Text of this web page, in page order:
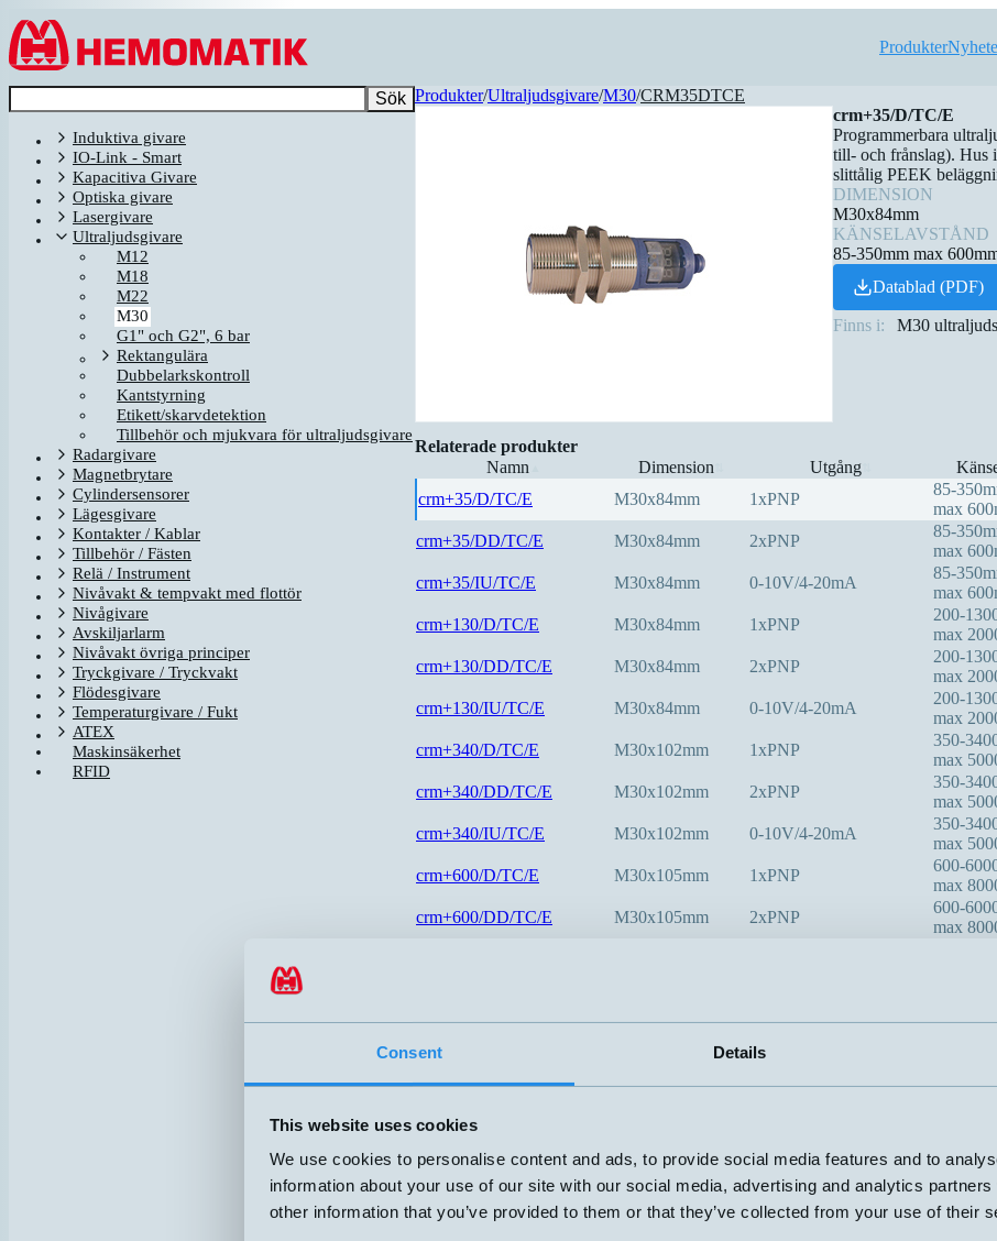
Consent Details
This website uses cookies
We use cookies to personalise content and ads, to provide social media features and to
information about your use of our site with our social media, advertising and analytics
other information that you’ve provided to them or that they’ve collected from your use of their
Hoppa till innehållet
Produkter
Sök
Induktiva givare
IO-Link - Smart
Kapacitiva Givare
Optiska givare
Lasergivare
Ultraljudsgivare
M12
M18
M22
M30
G1" och G2", 6 bar
Rektangulära
Dubbelarkskontroll
Kantstyrning
Etikett/skarvdetektion
Tillbehör och mjukvara för ultraljudsgivare
Radargivare
Magnetbrytare
Cylindersensorer
Lägesgivare
Kontakter / Kablar
Tillbehör / Fästen
Relä / Instrument
Nivåvakt & tempvakt med flottör
Nivågivare
Avskiljarlarm
Nivåvakt övriga principer
Tryckgivare / Tryckvakt
Flödesgivare
Temperaturgivare / Fukt
ATEX
Maskinsäkerhet
RFID
Produkter/Ultraljudsgivare/M30/CRM35DTCE
crm+35/D/TC/E
Programmerbara
till- och frånslag). Hus
slittålig PEEK
DIMENSION
M30x84mm
KÄNSELAVSTÅND
85-350mm max
Datablad (PDF)
Finns i: M30
Relaterade produkter
Namn
Dimension Utgång⇅
crm+35/D/TC/E M30x84mm 1xPNP
85-
max
crm+35/DD/TC/E M30x84mm 2xPNP
85-
max
crm+35/IU/TC/E M30x84mm 0-10V/4-20mA
85-
max
crm+130/D/TC/E M30x84mm 1xPNP
200-
max
crm+130/DD/TC/E M30x84mm 2xPNP
200-
max
crm+130/IU/TC/E M30x84mm 0-10V/4-20mA
200-
max
crm+340/D/TC/E M30x102mm 1xPNP
350-
max
crm+340/DD/TC/E M30x102mm 2xPNP
350-
max
crm+340/IU/TC/E M30x102mm 0-10V/4-20mA
350-
max
crm+600/D/TC/E M30x105mm 1xPNP
600-
max
crm+600/DD/TC/E M30x105mm 2xPNP
600-
max
2xPNP
30-
max
mic+35/D/TC M30x84mm 1xPNP
65-
max
65-